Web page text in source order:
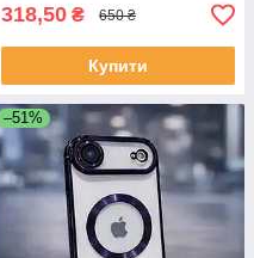
318,50 ₴ 650 ₴
Купити
–51%